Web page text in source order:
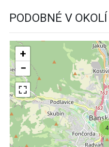
PODOBNÉ V OKOLÍ
4
+
−